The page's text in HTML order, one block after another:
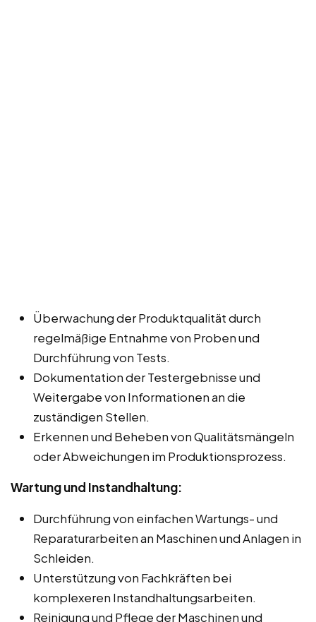
Überwachung der Produktqualität durch
regelmäßige Entnahme von Proben und
Durchführung von Tests.
Dokumentation der Testergebnisse und
Weitergabe von Informationen an die
zuständigen Stellen.
Erkennen und Beheben von Qualitätsmängeln
oder Abweichungen im Produktionsprozess.
Wartung und Instandhaltung:
Durchführung von einfachen Wartungs- und
Reparaturarbeiten an Maschinen und Anlagen in
Schleiden.
Unterstützung von Fachkräften bei
komplexeren Instandhaltungsarbeiten.
Reinigung und Pflege der Maschinen und